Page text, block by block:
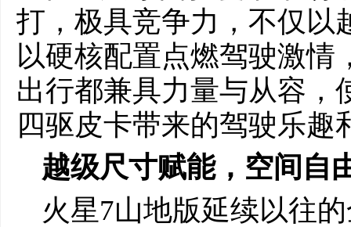
打，极具竞争力，不仅以
以硬核配置点燃驾驶激情
出行都兼具力量与从容，
四驱皮卡带来的驾驶乐趣
越级尺寸赋能，空间自
火星7山地版延续以往